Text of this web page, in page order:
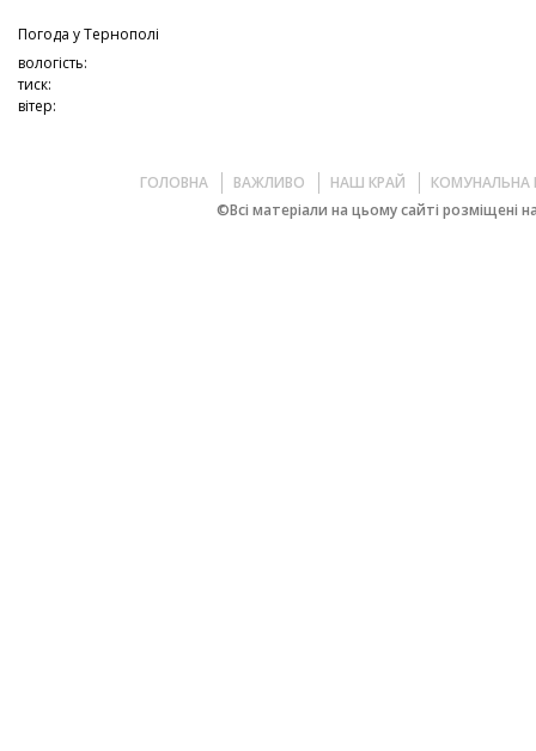
Погода уТернополі
вологість:
тиск:
вітер:
ГОЛОВНА ВАЖЛИВО НАШ КРАЙ
КОМУНАЛЬНА
©Всі матеріали на цьому сайті розміщені